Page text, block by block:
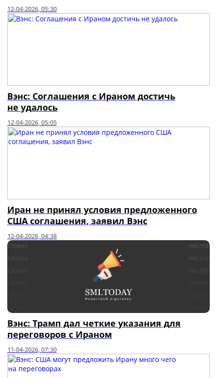
12-04-2026, 05:30
Вэнс: Соглашения с Ираном достичь
не удалось
12-04-2026, 05:05
Иран не принял условия предложенного
США соглашения, заявил Вэнс
12-04-2026, 04:38
Вэнс: Трамп дал четкие указания для
переговоров с Ираном
11-04-2026, 07:30